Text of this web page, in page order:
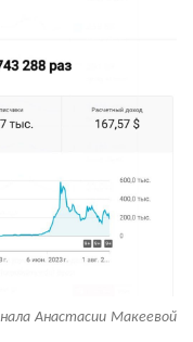
Анастасии Макеевой